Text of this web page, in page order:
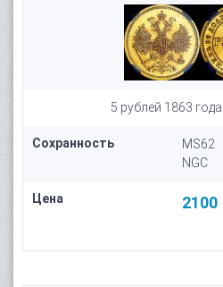
5 рублей 1863
Сохранность
MS62
NGC
Цена 2100